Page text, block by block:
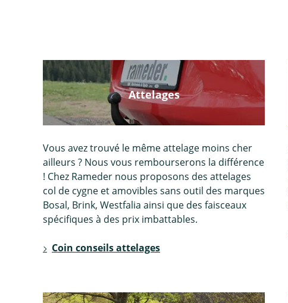
Skoda Smart Ssangyong
Attelages
Vous avez trouvé le même attelage moins cher
ailleurs ? Nous vous rembourserons la différence
! Chez Rameder nous proposons des attelages
col de cygne et amovibles sans outil des marques
Bosal, Brink, Westfalia ainsi que des faisceaux
spécifiques à des prix imbattables.
Coin conseils attelages